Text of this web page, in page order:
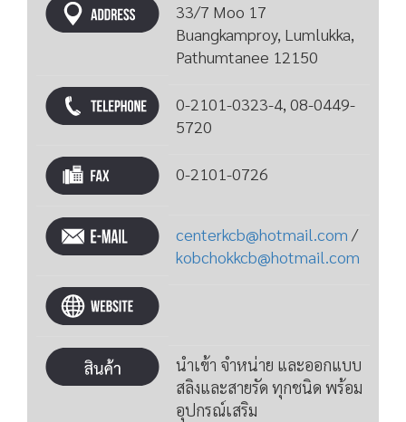
33/7 Moo 17
Buangkamproy, Lumlukka,
Pathumtanee 12150
0-2101-0323-4, 08-0449-
5720
0-2101-0726
centerkcb@hotmail.com /
kobchokkcb@hotmail.com
นำเข้า จำหน่าย และออกแบบ
สลิงและสายรัด ทุกชนิด พร้อม
อุปกรณ์เสริม